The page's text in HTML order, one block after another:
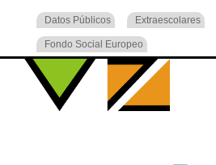
Datos Públicos Extraescolares
Fondo Social Europeo